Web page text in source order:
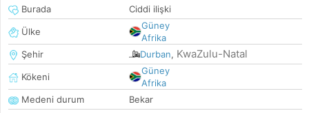
Burada
Ciddi ilişki
Ülke
Güney
Afrika
Şehir
Durban, KwaZulu-Natal
Kökeni
Güney
Afrika
Medeni durum
Bekar